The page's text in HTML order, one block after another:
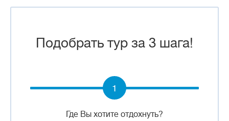
Подобрать тур за 3 шага!
Где Вы хотите отдохнуть?
1